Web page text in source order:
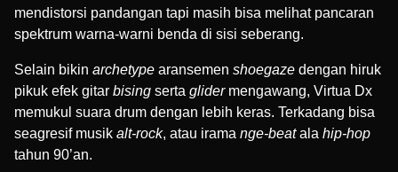
mendistorsi pandangan tapi masih bisa melihat pancaran
spektrum warna-warni benda di sisi seberang.
Selain bikin archetype aransemen shoegaze dengan hiruk
pikuk efek gitar bising serta glider mengawang, Virtua Dx
memukul suara drum dengan lebih keras. Terkadang bisa
seagresif musik alt-rock, atau irama nge-beatala hip-hop
tahun 90’an.